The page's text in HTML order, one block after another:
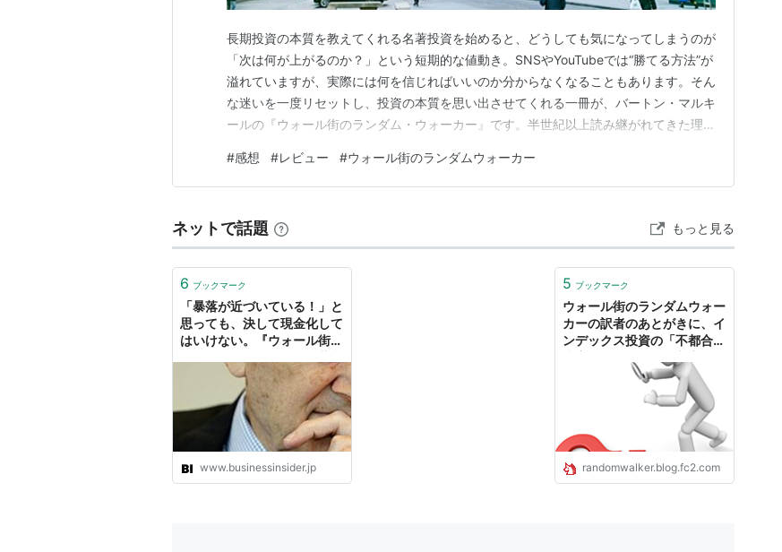
長期投資の本質を教えてくれる名著投資を始めると、どうしても気になってしまうのが
「次は何が上がるのか？」という短期的な値動き。SNSやYouTubeでは“勝てる方法”が
溢れていますが、実際には何を信じればいいのか分からなくなることもあります。そん
な迷いを一度リセットし、投資の本質を思い出させてくれる一冊が、バートン・マルキ
ールの『ウォール街のランダム・ウォーカー』です。半世紀以上読み継がれてきた理由
この記事では、読んで特に心に残ったポイントと、初心者向けの補足、そして僕自身の
投資スタイルも交えて紹介します。 👉 まずは…
#感想 #レビュー #ウォール街のランダムウォーカー
ネットで話題 もっと見る
6 ブックマーク
「暴落が近づいている！」と
思っても、決して現金化して
はいけない。『ウォール街の
がアドバイス | Business
Insider Japan
www.businessinsider.jp
5 ブックマーク
ウォール街のランダムウォー
カーの訳者のあとがきに、イ
ンデックス投資の「不都合な
ランダム・ウォーカー（イン
デックス投資実践記）
randomwalker.blog.fc2.com